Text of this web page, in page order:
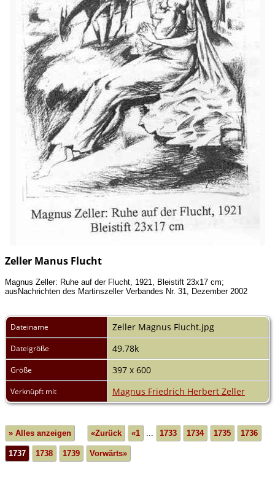
Zeller Manus Flucht
Magnus Zeller: Ruhe auf der Flucht, 1921, Bleistift 23x17 cm;
ausNachrichten des Martinszeller Verbandes Nr. 31, Dezember 2002
Dateiname Zeller Magnus Flucht.jpg
Dateigröße 49.78k
Größe 397 x 600
Verknüpft mit Magnus Friedrich Herbert Zeller
» Alles anzeigen «Zurück «1 ... 1733 1734 1735 1736
1737 1738 1739 Vorwärts»